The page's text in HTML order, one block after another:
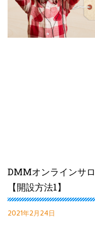
DMMオンラインサ
【開設方法1】
2021年2月24日